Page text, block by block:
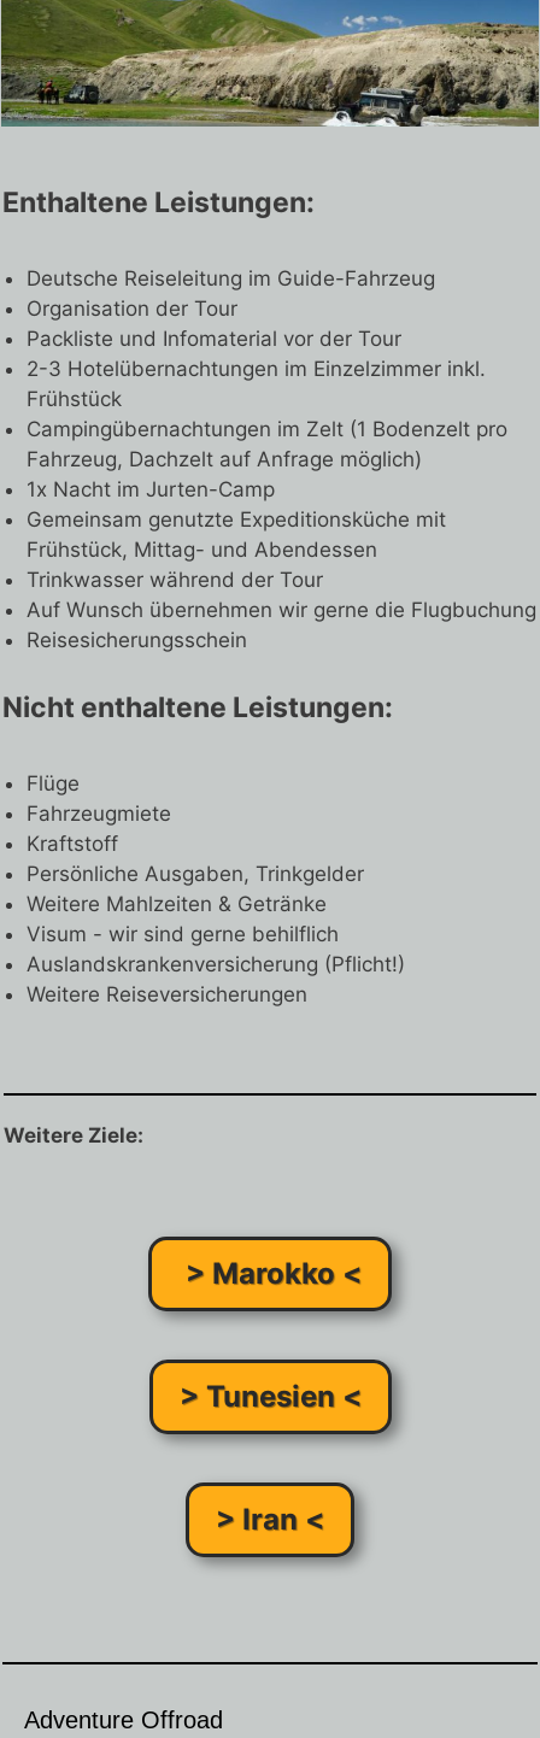
Enthaltene Leistungen:
Deutsche Reiseleitung im Guide-Fahrzeug
Organisation der Tour
Packliste und Infomaterial vor der Tour
2-3 Hotelübernachtungen im Einzelzimmer inkl.
Frühstück
Campingübernachtungen im Zelt (1 Bodenzelt pro
Fahrzeug, Dachzelt auf Anfrage möglich)
1x Nacht im Jurten-Camp
Gemeinsam genutzte Expeditionsküche mit
Frühstück, Mittag- und Abendessen
Trinkwasser während der Tour
Auf Wunsch übernehmen wir gerne die Flugbuchung
Reisesicherungsschein
Nicht enthaltene Leistungen:
Flüge
Fahrzeugmiete
Kraftstoff
Persönliche Ausgaben, Trinkgelder
Weitere Mahlzeiten & Getränke
Visum - wir sind gerne behilflich
Auslandskrankenversicherung (Pflicht!)
Weitere Reiseversicherungen
Weitere Ziele:
> Marokko <
> Tunesien <
> Iran <
Adventure Offroad